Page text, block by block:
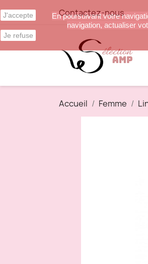
J'accepte
Je refuse
En poursuivant votre
navigation, actualiser
Contactez-nous
Accueil Femme